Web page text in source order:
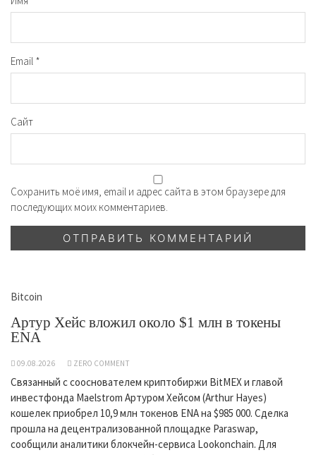
Email *
Сайт
Сохранить моё имя, email и адрес сайта в этом браузере для
последующих моих комментариев.
Bitcoin
Артур Хейс вложил около $1 млн в токены
ENA
09.08.2026 ZERO COMMENT
Связанный с сооснователем криптобиржи BitMEX и главой
инвестфонда Maelstrom Артуром Хейсом (Arthur Hayes)
кошелек приобрел 10,9 млн токенов ENA на $985 000. Сделка
прошла на децентрализованной площадке Paraswap,
сообщили аналитики блокчейн-сервиса Lookonchain. Для